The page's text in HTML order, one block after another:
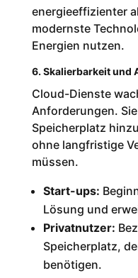
energieeffizienter
modernste
Energien nutzen.
6. Skalierbarkeit und
Cloud-Dienste
Anforderungen.
Speicherplatz
ohne langfristige
müssen.
Start-ups:
Lösung und
Privatnutzer:
Speicherplatz,
benötigen.